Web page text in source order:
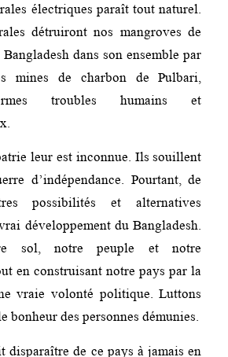
électriques paraît tout naturel.
détruiront nos mangroves de
dans son ensemble par
mines de charbon de Pulbari,
troubles humains et
leur est inconnue. Ils souillent
d’indépendance. Pourtant, de
possibilités et alternatives
développement du Bangladesh.
sol, notre peuple et notre
en construisant notre pays par la
vraie volonté politique. Luttons
bonheur des personnes démunies.
disparaître de ce pays à jamais en